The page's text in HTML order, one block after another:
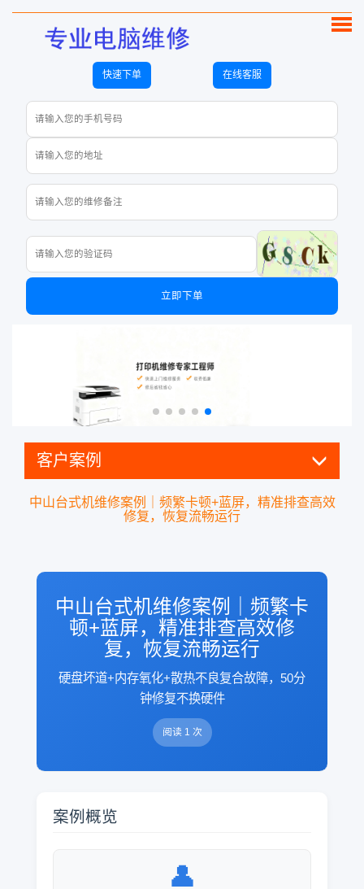
快速下单 在线客服
立即下单
客户案例
中山台式机维修案例｜频繁卡顿+蓝屏，精准排查高效
修复，恢复流畅运行
中山台式机维修案例｜频繁卡
顿+蓝屏，精准排查高效修
复，恢复流畅运行
硬盘坏道+内存氧化+散热不良复合故障，50分
钟修复不换硬件
阅读 1 次
案例概览
👤